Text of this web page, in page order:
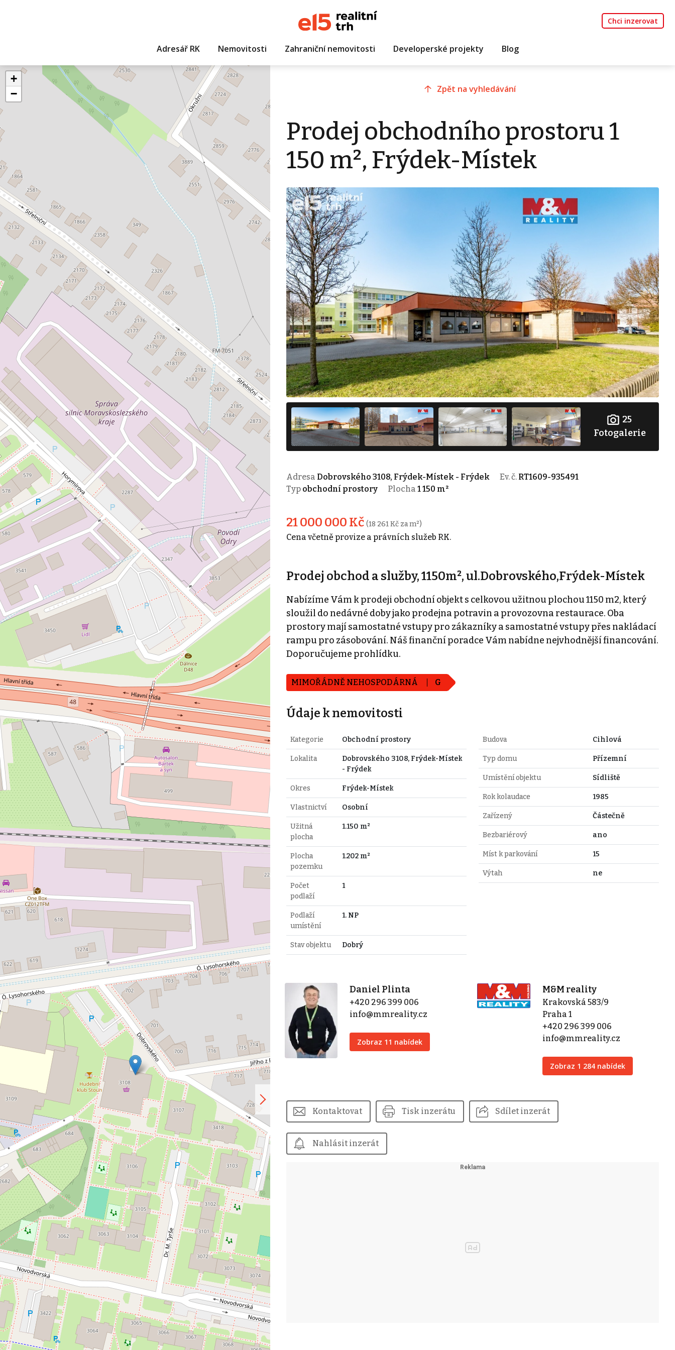
Chci inzerovat
Adresář RK Nemovitosti Zahraniční nemovitosti Developerské projekty Blog
+
−
Zpět na vyhledávání
Prodej obchodního prostoru 1
150 m², Frýdek-Místek
25
Fotogalerie
Adresa Dobrovského 3108, Frýdek-Místek - Frýdek Ev. č. RT1609-935491
Typ obchodní prostory Plocha 1 150 m²
21 000 000 Kč (18 261 Kč za m²)
Cena včetně provize a právních služeb RK.
Prodej obchod a služby, 1150m², ul.Dobrovského,Frýdek-Místek
Nabízíme Vám k prodeji obchodní objekt s celkovou užitnou plochou 1150 m2, který
sloužil do nedávné doby jako prodejna potravin a provozovna restaurace. Oba
prostory mají samostatné vstupy pro zákazníky a samostatné vstupy přes nakládací
rampu pro zásobování. Náš finanční poradce Vám nabídne nejvhodnější financování.
Doporučujeme prohlídku.
MIMOŘÁDNĚ NEHOSPODÁRNÁ G
Údaje k nemovitosti
Kategorie Obchodní prostory
Lokalita
Dobrovského 3108, Frýdek-Místek
- Frýdek
Okres Frýdek-Místek
Vlastnictví Osobní
Užitná
plocha
1.150 m²
Plocha
pozemku
1.202 m²
Počet
podlaží
1
Podlaží
umístění
1. NP
Stav objektu Dobrý
Budova Cihlová
Typ domu Přízemní
Umístění objektu Sídliště
Rok kolaudace 1985
Zařízený Částečně
Bezbariérový ano
Míst k parkování 15
Výtah ne
Daniel Plinta
+420 296 399 006
info@mmreality.cz
Zobraz 11 nabídek
M&M reality
Krakovská 583/9
Praha 1
+420 296 399 006
info@mmreality.cz
Zobraz 1 284 nabídek
Kontaktovat Tisk inzerátu Sdílet inzerát
Nahlásit inzerát